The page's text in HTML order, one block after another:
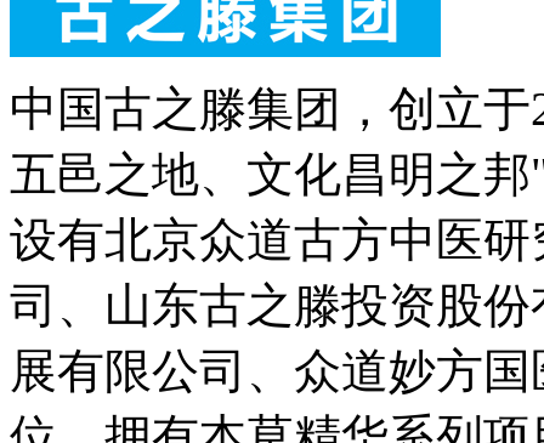
中国古之滕集团，创立
五邑之地、文化昌明之
设有北京众道古方中医
司、山东古之滕投资股
展有限公司、众道妙方